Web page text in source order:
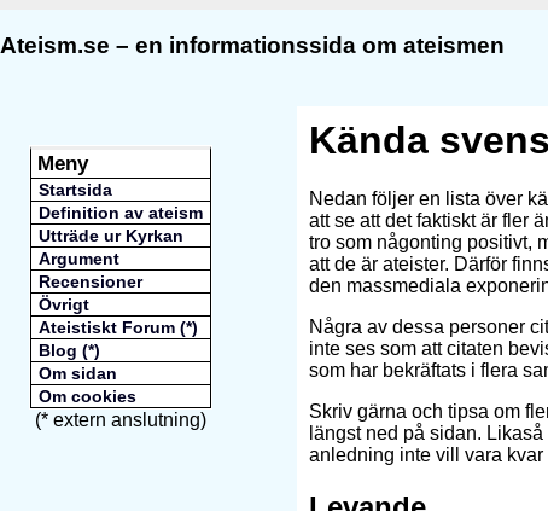
Ateism.se – en informationssida om ateismen
Kända
Nedan följer en lista över
att se att det faktiskt är fler
tro som någonting positivt,
att de är ateister. Därför
den massmediala
Några av dessa personer
inte ses som att citaten
som har bekräftats i flera
Skriv gärna och tipsa om
längst ned på sidan.
anledning inte vill vara kvar
Meny
Startsida
Definition av ateism
Utträde ur Kyrkan
Argument
Recensioner
Övrigt
Ateistiskt Forum (*)
Blog (*)
Om sidan
Om cookies
(* extern anslutning)